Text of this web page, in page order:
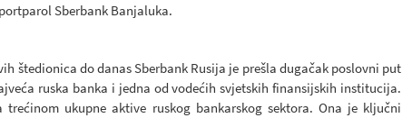
Sberbank Banjaluka.
štedionica do danas Sberbank Rusija je prešla dugačak poslovni put
ruska banka i jedna od vodećih svjetskih finansijskih institucija.
trećinom ukupne aktive ruskog bankarskog sektora. Ona je ključni